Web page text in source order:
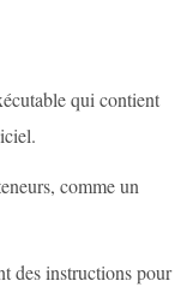
qui contient
comme un
des instructions pour